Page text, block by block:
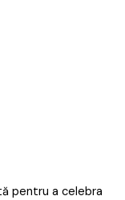
pentru a celebra